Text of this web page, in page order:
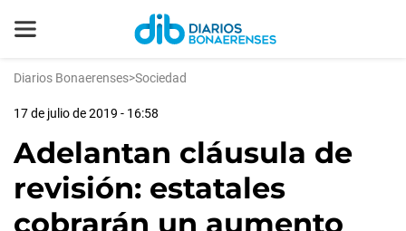
Diarios Bonaerenses>Sociedad
17 de julio de 2019 - 16:58
Adelantan cláusula de
revisión: estatales
cobrarán un aumento